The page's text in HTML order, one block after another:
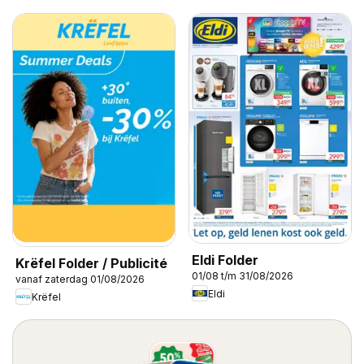
Krëfel Folder / Publicité
vanaf zaterdag 01/08/2026
Krëfel
Eldi Folder
01/08 t/m 31/08/2026
Eldi